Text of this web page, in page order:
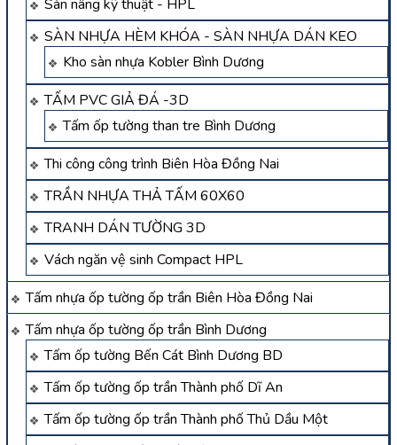
Sàn nâng kỹ thuật - HPL
SÀN NHỰA HÈM KHÓA - SÀN NHỰA DÁN KEO
Kho sàn nhựa Kobler Bình Dương
TẤM PVC GIẢ ĐÁ -3D
Tấm ốp tường than tre Bình Dương
Thi công công trình Biên Hòa Đồng Nai
TRẦN NHỰA THẢ TẤM 60X60
TRANH DÁN TƯỜNG 3D
Vách ngăn vệ sinh Compact HPL
Tấm nhựa ốp tường ốp trần Biên Hòa Đồng Nai
Tấm nhựa ốp tường ốp trần Bình Dương
Tấm ốp tường Bến Cát Bình Dương BD
Tấm ốp tường ốp trần Thành phố Dĩ An
Tấm ốp tường ốp trần Thành phố Thủ Dầu Một